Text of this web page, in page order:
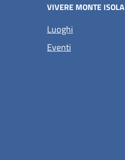
VIVERE MONTE ISOLA
Luoghi
Eventi